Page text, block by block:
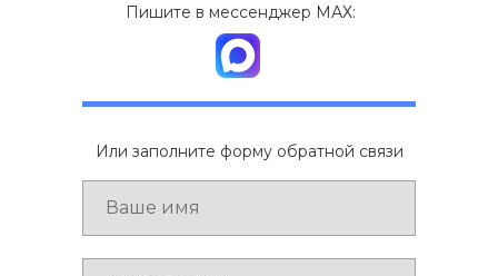
Или заполните форму обратной связи
Пишите в мессенджер МАХ: